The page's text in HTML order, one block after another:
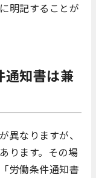
明記することが
知書は兼
異なりますが、
ります。その場
労働条件通知書